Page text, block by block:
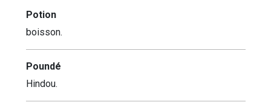
Potion
boisson.
Poundé
Hindou.